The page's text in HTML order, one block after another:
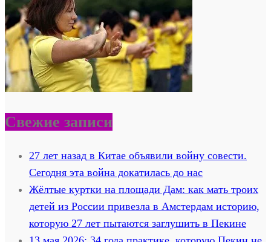
Свежие записи
27 лет назад в Китае объявили войну совести.
Сегодня эта война докатилась до нас
Жёлтые куртки на площади Дам: как мать троих
детей из России привезла в Амстердам историю,
которую 27 лет пытаются заглушить в Пекине